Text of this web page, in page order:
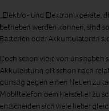
„Elektro- und Elektronikgeräte,
betrieben werden können, sind
Batterien oder Akkumulatoren
Doch schon viele von uns haben
Akkuleistung oft schon nach
günstig gegen einen Neuen zu
Mobiltelefon dem Hersteller zu
entscheiden sich viele lieber